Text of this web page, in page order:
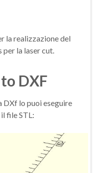
la realizzazione del
la laser cut.
DXF
DXf lo puoi eseguire
file STL: